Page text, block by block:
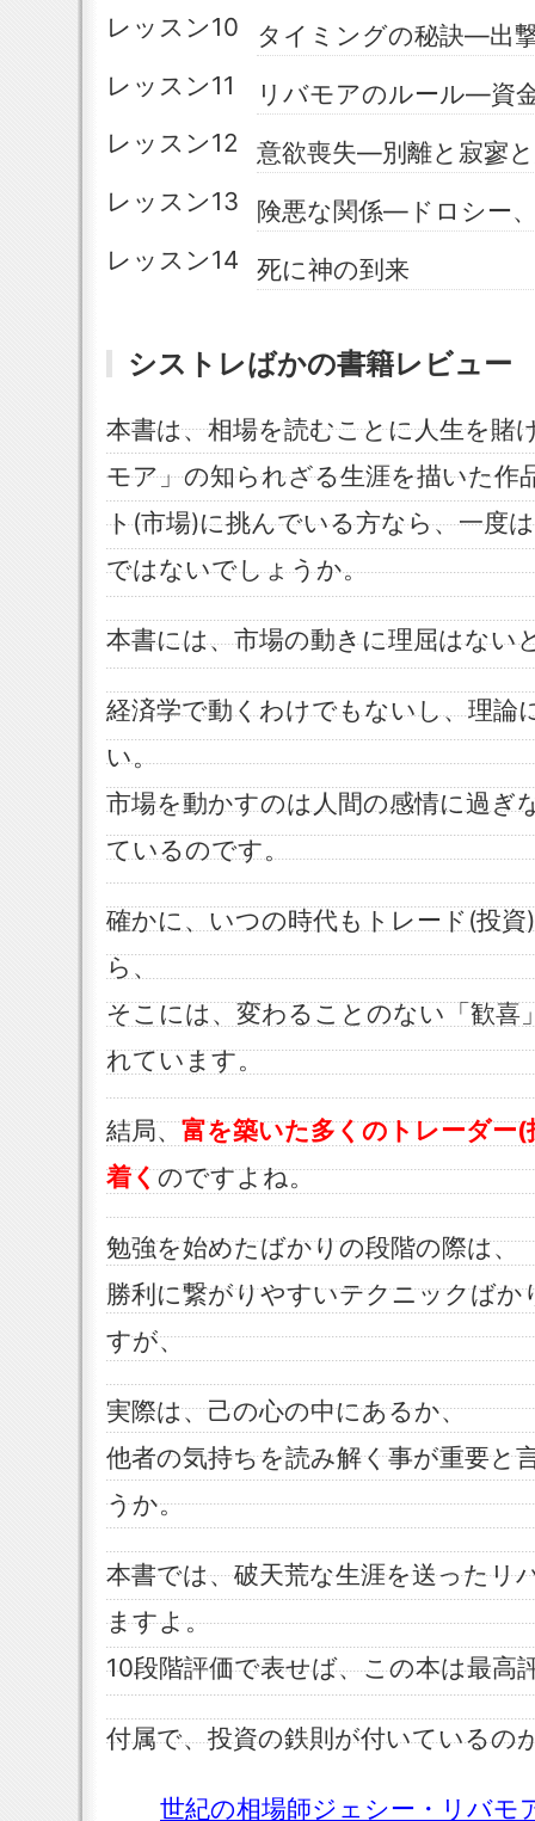
レッスン10
タイミングの秘訣―出
レッスン11
リバモアのルール―資
レッスン12
意欲喪失―別離と寂寥
レッスン13
険悪な関係―ドロシー
レッスン14
死に神の到来
シストレばかの書籍レビュー
本書は、相場を読むことに人生を賭
モア」の知られざる生涯を描いた作
ト(市場)に挑んでいる方なら、一度
ではないでしょうか。
本書には、市場の動きに理屈はない
経済学で動くわけでもないし、理論
い。
市場を動かすのは人間の感情に過ぎ
ているのです。
確かに、いつの時代もトレード(投
ら、
そこには、変わることのない「歓喜
れています。
結局、富を築いた多くのトレーダー
着くのですよね。
勉強を始めたばかりの段階の際は、
勝利に繋がりやすいテクニックば
すが、
実際は、己の心の中にあるか、
他者の気持ちを読み解く事が重要と
うか。
本書では、破天荒な生涯を送ったリ
ますよ。
10段階評価で表せば、この本は最高
付属で、投資の鉄則が付いているの
世紀の相場師ジェシー・リバ